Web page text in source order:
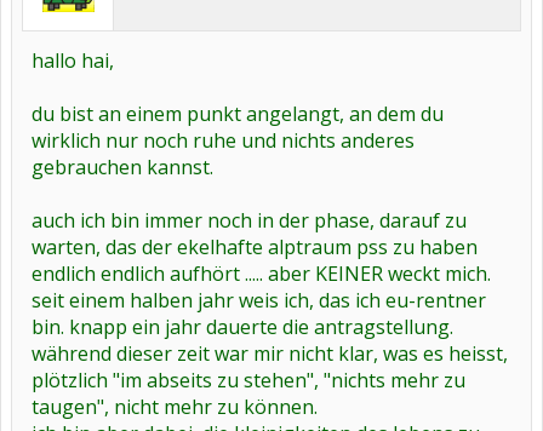
hallo hai,
du bist an einem punkt angelangt, an dem du
wirklich nur noch ruhe und nichts anderes
gebrauchen kannst.
auch ich bin immer noch in der phase, darauf zu
warten, das der ekelhafte alptraum pss zu haben
endlich endlich aufhört ..... aber KEINER weckt mich.
seit einem halben jahr weis ich, das ich eu-rentner
bin. knapp ein jahr dauerte die antragstellung.
während dieser zeit war mir nicht klar, was es heisst,
plötzlich "im abseits zu stehen", "nichts mehr zu
taugen", nicht mehr zu können.